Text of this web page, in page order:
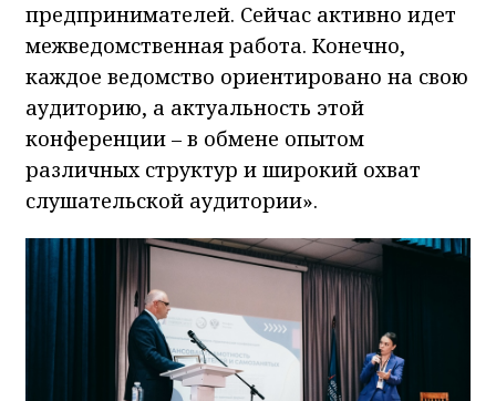
предпринимателей. Сейчас активно идет
межведомственная работа. Конечно,
каждое ведомство ориентировано на свою
аудиторию, а актуальность этой
конференции – в обмене опытом
различных структур и широкий охват
слушательской аудитории».